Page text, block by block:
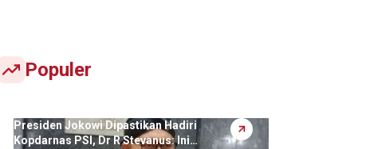
Populer
Presiden Jokowi Dipastikan Hadiri
Kopdarnas PSI, Dr R Stevanus: Ini…